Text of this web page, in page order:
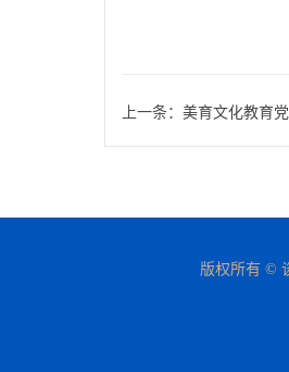
上一条： 美育文化教育
版权所有 ©